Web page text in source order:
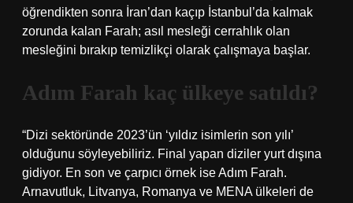
öğrendikten sonra İran’dan kaçıp İstanbul’da kalmak
zorunda kalan Farah; asıl mesleği cerrahlık olan
mesleğini bırakıp temizlikçi olarak çalışmaya başlar.
Adım Farah kaç ülkeye satıldı?
“Dizi sektöründe 2023’ün ‘yıldız isimlerin son yılı’
olduğunu söyleyebiliriz. Final yapan diziler yurt dışına
gidiyor. En son ve çarpıcı örnek ise Adım Farah.
Arnavutluk, Litvanya, Romanya ve MENA ülkeleri de